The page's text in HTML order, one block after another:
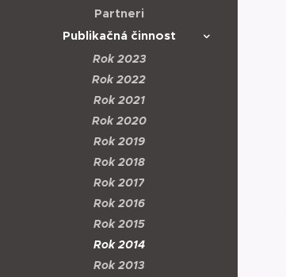
Partneri
Publikačná činnosť
Rok 2023
Rok 2022
Rok 2021
Rok 2020
Rok 2019
Rok 2018
Rok 2017
Rok 2016
Rok 2015
Rok 2014
Rok 2013